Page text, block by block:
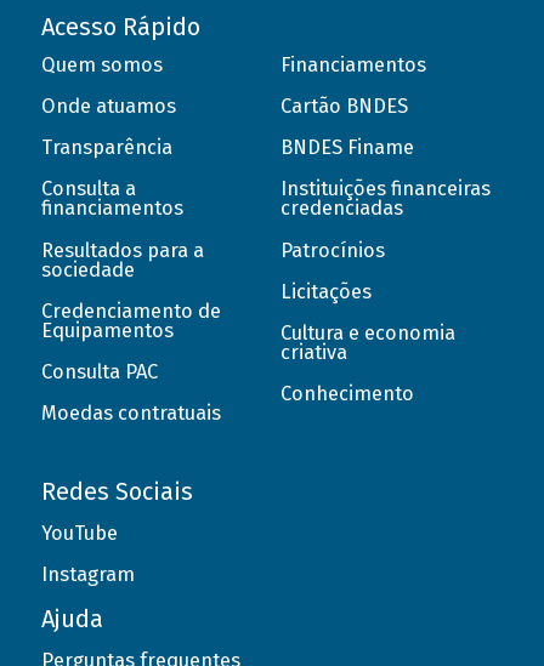
Acesso Rápido
Quem somos
Onde atuamos
Transparência
Consulta a
financiamentos
Resultados para a
sociedade
Credenciamento de
Equipamentos
Consulta PAC
Moedas contratuais
Financiamentos
Cartão BNDES
BNDES Finame
Instituições financeiras
credenciadas
Patrocínios
Licitações
Cultura e economia
criativa
Conhecimento
Redes Sociais
YouTube
Instagram
Ajuda
Perguntas frequentes